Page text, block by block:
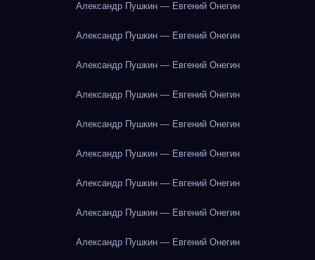
Александр Пушкин — Евгений Онегин
Александр Пушкин — Евгений Онегин
Александр Пушкин — Евгений Онегин
Александр Пушкин — Евгений Онегин
Александр Пушкин — Евгений Онегин
Александр Пушкин — Евгений Онегин
Александр Пушкин — Евгений Онегин
Александр Пушкин — Евгений Онегин
Александр Пушкин — Евгений Онегин